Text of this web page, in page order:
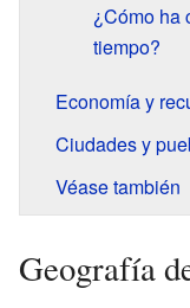
¿Cómo ha
tiempo?
Economía y
Ciudades y
Véase también
Geografía